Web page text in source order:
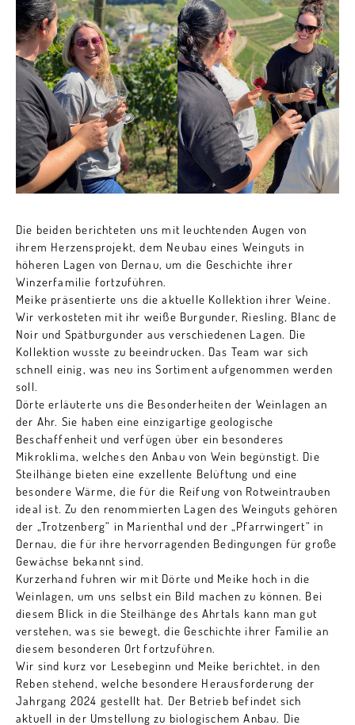
Die beiden berichteten uns mit leuchtenden Augen von
ihrem Herzensprojekt, dem Neubau eines Weinguts in
höheren Lagen von Dernau, um die Geschichte ihrer
Winzerfamilie fortzuführen.
Meike präsentierte uns die aktuelle Kollektion ihrer Weine.
Wir verkosteten mit ihr weiße Burgunder, Riesling, Blanc de
Noir und Spätburgunder aus verschiedenen Lagen. Die
Kollektion wusste zu beeindrucken. Das Team war sich
schnell einig, was neu ins Sortiment aufgenommen werden
soll.
Dörte erläuterte uns die Besonderheiten der Weinlagen an
der Ahr. Sie haben eine einzigartige geologische
Beschaffenheit und verfügen über ein besonderes
Mikroklima, welches den Anbau von Wein begünstigt. Die
Steilhänge bieten eine exzellente Belüftung und eine
besondere Wärme, die für die Reifung von Rotweintrauben
ideal ist. Zu den renommierten Lagen des Weinguts gehören
der „Trotzenberg“ in Marienthal und der „Pfarrwingert“ in
Dernau, die für ihre hervorragenden Bedingungen für große
Gewächse bekannt sind.
Kurzerhand fuhren wir mit Dörte und Meike hoch in die
Weinlagen, um uns selbst ein Bild machen zu können. Bei
diesem Blick in die Steilhänge des Ahrtals kann man gut
verstehen, was sie bewegt, die Geschichte ihrer Familie an
diesem besonderen Ort fortzuführen.
Wir sind kurz vor Lesebeginn und Meike berichtet, in den
Reben stehend, welche besondere Herausforderung der
Jahrgang 2024 gestellt hat. Der Betrieb befindet sich
aktuell in der Umstellung zu biologischem Anbau. Die